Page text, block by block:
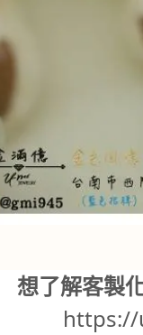
想了解客製
https://